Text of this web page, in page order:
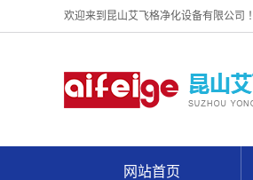
欢迎来到昆山艾飞格净化设备有限公司 ！
网站首页